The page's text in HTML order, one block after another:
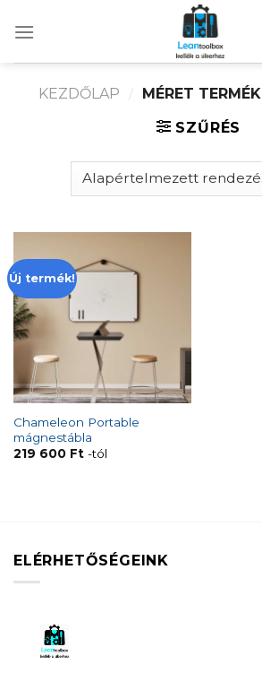
KEZDŐLAP / MÉRET TERMÉK
SZŰRÉS
Új termék!
Chameleon Portable
mágnestábla
219 600 Ft-tól
ELÉRHETŐSÉGEINK